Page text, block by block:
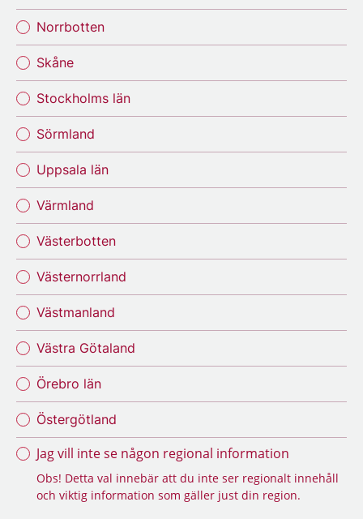
Norrbotten
Skåne
Stockholms län
Sörmland
Uppsala län
Värmland
Västerbotten
Västernorrland
Västmanland
Västra Götaland
Örebro län
Östergötland
Jag vill inte se någon regional information
Obs! Detta val innebär att du inte ser regionalt innehåll
och viktig information som gäller just din region.